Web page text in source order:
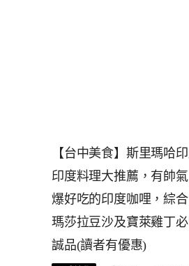
【台中美食】斯里瑪哈
印度料理大推薦，有帥
爆好吃的印度咖哩，綜合
瑪莎拉豆沙及寶萊雞丁
誠品(讀者有優惠)